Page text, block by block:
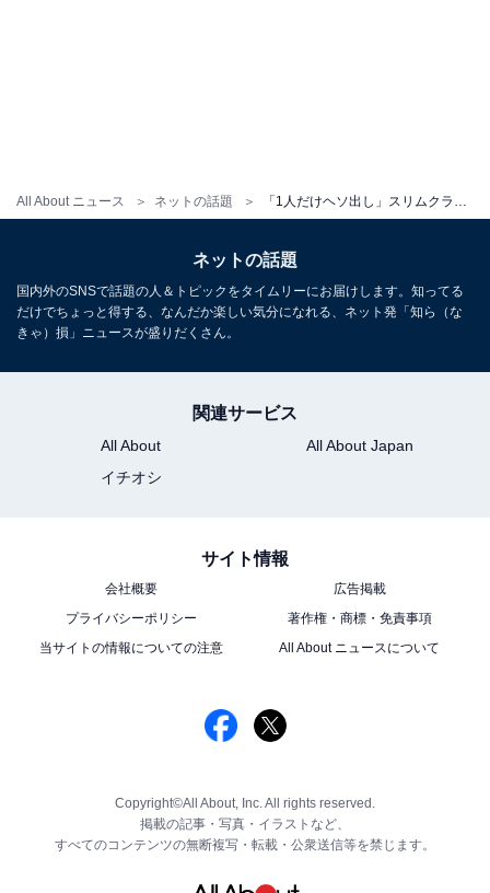
All About ニュース ネットの話題
ネットの話題
国内外のSNSで話題の人＆トピックをタイムリーにお届けします。知ってる
だけでちょっと得する、なんだか楽しい気分になれる、ネット発「知ら（な
きゃ）損」ニュースが盛りだくさん。
関連サービス
All About
All About Japan
イチオシ
サイト情報
会社概要
広告掲載
プライバシーポリシー
著作権・商標・免責事項
当サイトの情報についての注意
All About ニュースについて
Copyright©All About, Inc. All rights reserved.
掲載の記事・写真・イラストなど、
すべてのコンテンツの無断複写・転載・公衆送信等を禁じます。